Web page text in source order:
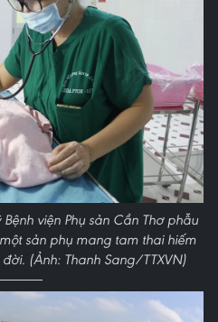
viện Phụ sản Cần Thơ phẫu
sản phụ mang tam thai hiếm
(Ảnh: Thanh Sang/TTXVN)